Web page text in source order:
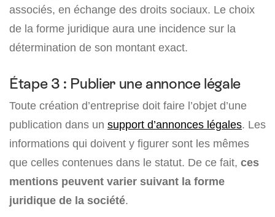
associés, en échange des droits sociaux. Le choix
de la forme juridique aura une incidence sur la
détermination de son montant exact.
Étape 3 : Publier une annonce légale
Toute création d’entreprise doit faire l’objet d’une
publication dans un support d’annonces légales. Les
informations qui doivent y figurer sont les mêmes
que celles contenues dans le statut. De ce fait, ces
mentions peuvent varier suivant la forme
juridique de la société.